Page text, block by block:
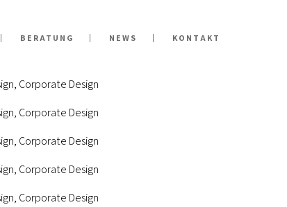
BERATUNG NEWS KONTAKT